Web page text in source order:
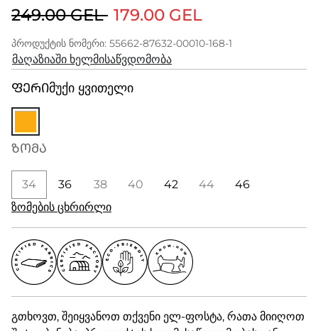
249.00 GEL 179.00 GEL
პროდუქტის ნომერი: 55662-87632-00010-168-1
მაღაზიაში ხელმისაწვდომობა
ᲤᲔᲠᲘმუქი ყვითელი
ᲖᲝᲛᲐ
34 36 38 40 42 44
46
ზომების ცხრირლი
გთხოვთ, შეიყვანოთ თქვენი ელ-ფოსტა, რათა მიიღოთ